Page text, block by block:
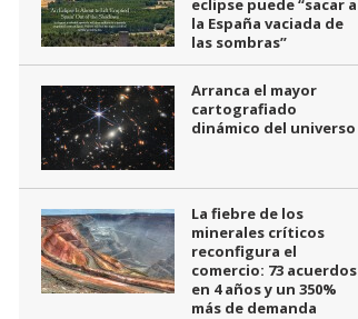
eclipse puede “sacar a
la España vaciada de
las sombras”
Arranca el mayor
cartografiado
dinámico del universo
La fiebre de los
minerales críticos
reconfigura el
comercio: 73 acuerdos
en 4 años y un 350%
más de demanda